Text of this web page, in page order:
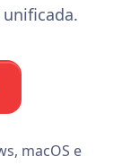
macOS e